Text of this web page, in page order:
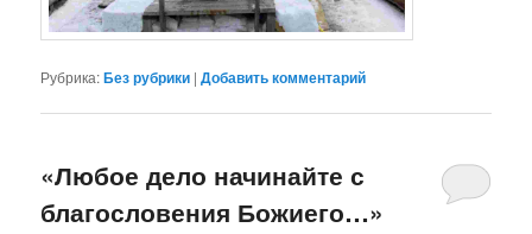
Рубрика:Без рубрики |Добавить комментарий
«Любое дело начинайте с
благословения Божиего…»